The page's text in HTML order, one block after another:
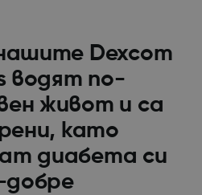
Dexcom
водят по-
живот и са
като
диабета си
добре